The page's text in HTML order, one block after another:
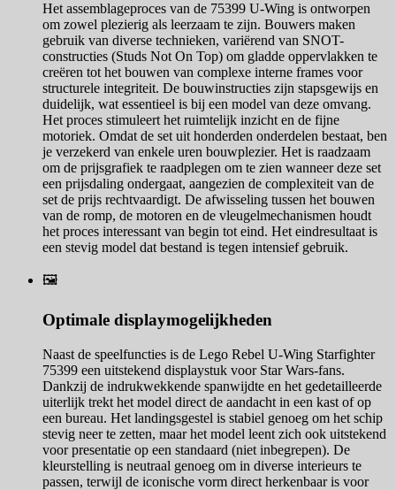
Het assemblageproces van de 75399 U-Wing is ontworpen
om zowel plezierig als leerzaam te zijn. Bouwers maken
gebruik van diverse technieken, variërend van SNOT-
constructies (Studs Not On Top) om gladde oppervlakken te
creëren tot het bouwen van complexe interne frames voor
structurele integriteit. De bouwinstructies zijn stapsgewijs en
duidelijk, wat essentieel is bij een model van deze omvang.
Het proces stimuleert het ruimtelijk inzicht en de fijne
motoriek. Omdat de set uit honderden onderdelen bestaat, ben
je verzekerd van enkele uren bouwplezier. Het is raadzaam
om de prijsgrafiek te raadplegen om te zien wanneer deze set
een prijsdaling ondergaat, aangezien de complexiteit van de
set de prijs rechtvaardigt. De afwisseling tussen het bouwen
van de romp, de motoren en de vleugelmechanismen houdt
het proces interessant van begin tot eind. Het eindresultaat is
een stevig model dat bestand is tegen intensief gebruik.
🖼️
Optimale displaymogelijkheden
Naast de speelfuncties is de Lego Rebel U-Wing Starfighter
75399 een uitstekend displaystuk voor Star Wars-fans.
Dankzij de indrukwekkende spanwijdte en het gedetailleerde
uiterlijk trekt het model direct de aandacht in een kast of op
een bureau. Het landingsgestel is stabiel genoeg om het schip
stevig neer te zetten, maar het model leent zich ook uitstekend
voor presentatie op een standaard (niet inbegrepen). De
kleurstelling is neutraal genoeg om in diverse interieurs te
passen, terwijl de iconische vorm direct herkenbaar is voor